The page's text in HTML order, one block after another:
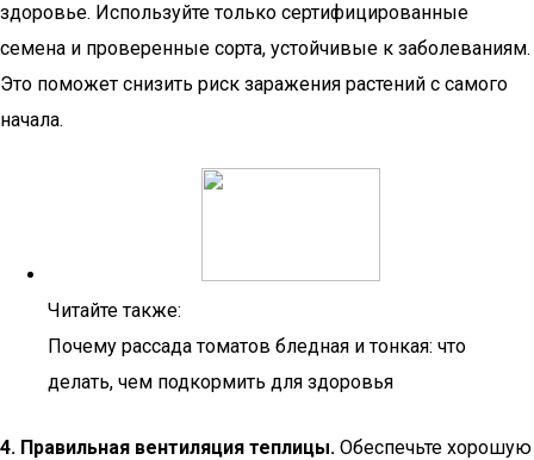
здоровье. Используйте только сертифицированные
семена и проверенные сорта, устойчивые к заболеваниям.
Это поможет снизить риск заражения растений с самого
начала.
Читайте также:
Почему рассада томатов бледная и тонкая: что
делать, чем подкормить для здоровья
4. Правильная вентиляция теплицы. Обеспечьте хорошую